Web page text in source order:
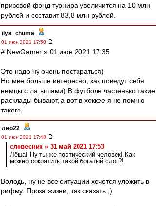
призовой фонд турнира увеличится на 10 млн
рублей и составит 83,8 млн рублей.
ilya_chuma -
01 июн 2021 17:50
# NewGamer » 01 июн 2021 17:35
Это надо ну очень постараться)
Но мне больше интересно, как поведут себя
немцы с латышами) В футболе частенько такие
расклады бывают, а вот в хоккее я не помню
такого.
лео22 -
01 июн 2021 17:48
словесник » 31 май 2021 17:53
Лёша! Ну ты же поэтический человек! Как
можно сократить такой богатый слог?!
Володь, ну не все ситуации хочется уложить в
рифму. Проза жизни, так сказать ;)